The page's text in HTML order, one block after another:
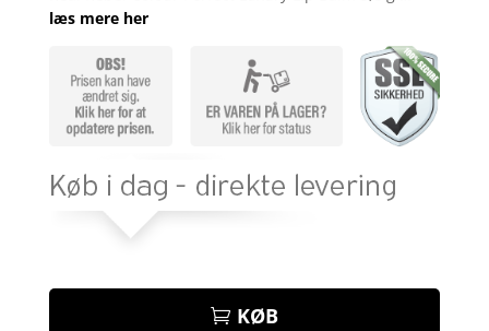
baseret
ømmelse
læs mere her
KØB